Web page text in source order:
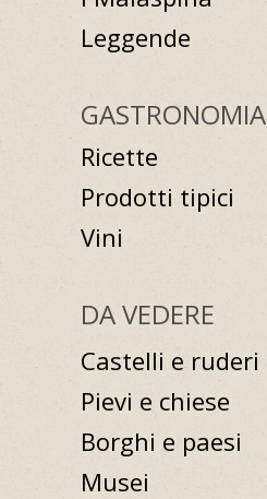
Leggende
GASTRONOMIA
Ricette
Prodotti tipici
Vini
DA VEDERE
Castelli e ruderi
Pievi e chiese
Borghi e paesi
Musei